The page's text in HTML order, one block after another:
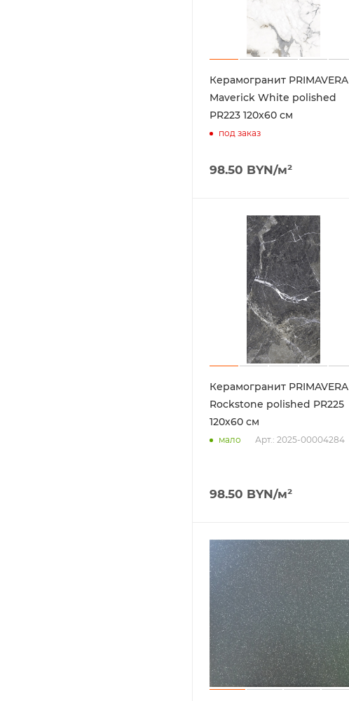
Керамогранит PRIMAVERA
Maverick White polished
PR223 120х60 см
под заказ
98.50 BYN/м²
Керамогранит PRIMAVERA
Rockstone polished PR225
120х60 см
мало Арт.: 2025-00004284
98.50 BYN/м²